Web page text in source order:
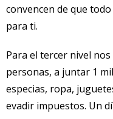
convencen de que
para ti.
Para el tercer nivel
personas, a juntar 1
especias, ropa,
evadir impuestos. Un